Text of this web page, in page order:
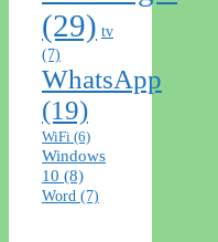
(29) tv
(7)
WhatsApp
(19)
WiFi (6)
Windows
10 (8)
Word (7)